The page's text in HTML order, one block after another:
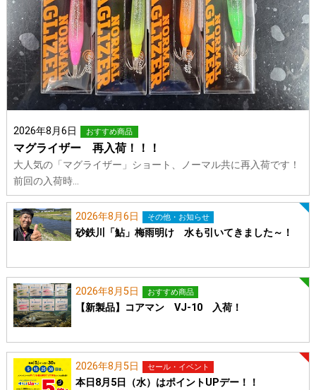
2026年8月6日 おすすめ商品
マグライザー 再入荷！！！
大人気の「マグライザー」ショート、ノーマル共に再入荷です！
前回の入荷時…
2026年8月6日 その他・お知らせ
砂鉄川「鮎」梅雨明け 水も引いてきました～！
2026年8月5日 おすすめ商品
【新製品】コアマン VJ-10 入荷！
2026年8月5日 セール・イベント
本日8月5日（水）はポイントUPデー！！